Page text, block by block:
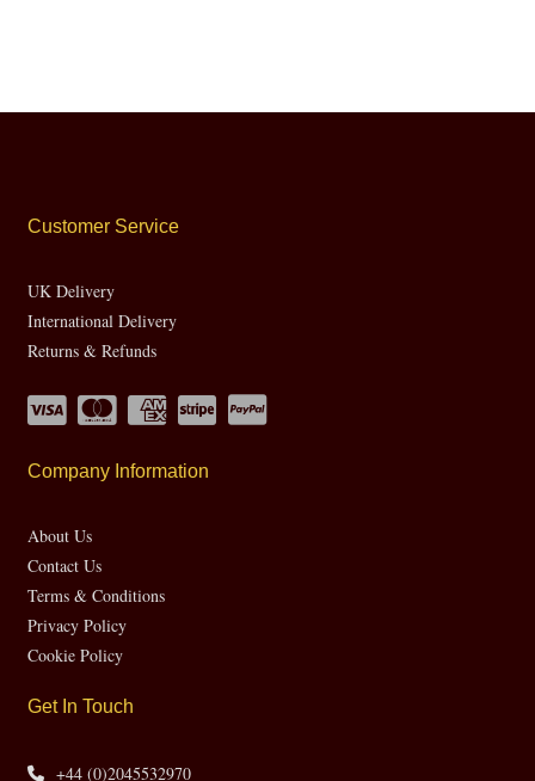
Customer Service
UK Delivery
International Delivery
Returns & Refunds
Company Information
About Us
Contact Us
Terms & Conditions
Privacy Policy
Cookie Policy
Get In Touch
+44 (0)2045532970